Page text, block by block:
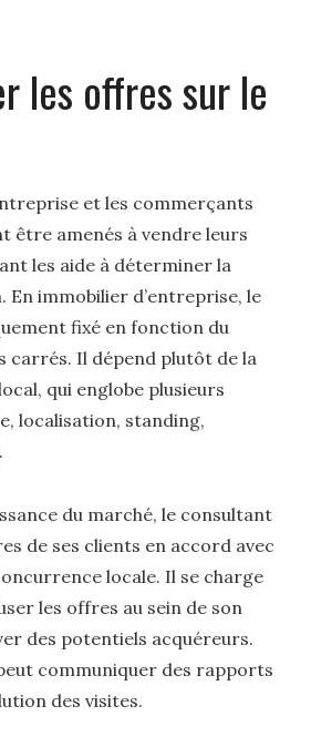
les offres sur le
et les commerçants
être amenés à vendre leurs
les aide à déterminer la
En immobilier d’entreprise, le
fixé en fonction du
carrés. Il dépend plutôt de la
qui englobe plusieurs
localisation, standing,
du marché, le consultant
de ses clients en accord avec
locale. Il se charge
les offres au sein de son
des potentiels acquéreurs.
communiquer des rapports
des visites.